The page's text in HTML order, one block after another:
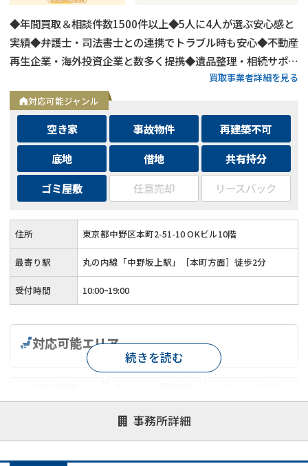
◆年間買取＆相談件数1500件以上◆5人に4人が選ぶ安心感と
実績◆弁護士・司法書士との連携でトラブル時も安心◆不動産
再生企業・海外投資企業と数多く提携◆遺品整理・相続サポー
トも可能◆メールとLINEは24時間相談受付中買取事業者詳細を見る
対応可能ジャンル
空き家 事故物件
再建築不可
底地
借地
共有持分
ゴミ屋敷
任意売却 リースバック
住所 東京都中野区本町2-51-10 OKビル10階
最寄り駅 丸の内線「中野坂上駅」［本町方面］徒歩2分
受付時間 10:00ｰ19:00
事務所詳細
対応可能エリア
士業連携有り
続きを読む